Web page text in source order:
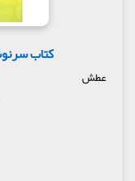
کتاب
عطش